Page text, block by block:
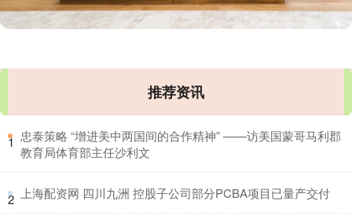
推荐资讯
1 ​忠泰策略 “增进美中两国间的合作精神” ——访美国蒙哥马利郡
教育局体育部主任沙利文
2 ​上海配资网 四川九洲 控股子公司部分PCBA项目已量产交付